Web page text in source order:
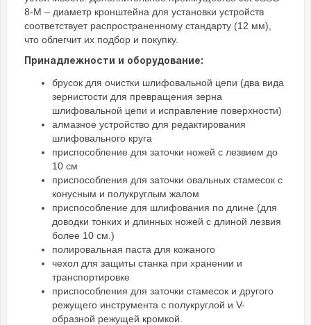
8-M – диаметр кронштейна для установки устройств
соответствует распространенному стандарту (12 мм),
что облегчит их подбор и покупку.
Принадлежности и оборудование:
брусок для очистки шлифовальной цепи (два вида
зернистости для превращения зерна
шлифовальной цепи и исправление поверхности)
алмазное устройство для редактирования
шлифовального круга
приспособление для заточки ножей с лезвием до
10 см
приспособления для заточки овальных стамесок с
конусным и полукруглым жалом
приспособление для шлифования по длине (для
доводки тонких и длинных ножей с длиной лезвия
более 10 см.)
полировальная паста для кожаного
чехол для защиты станка при хранении и
транспортировке
приспособления для заточки стамесок и другого
режущего инструмента с полукруглой и V-
образной режущей кромкой.